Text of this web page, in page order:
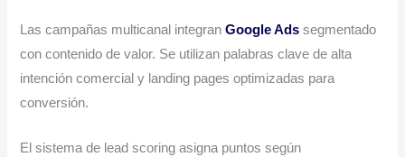
Las campañas multicanal integranGoogle Ads segmentado
con contenido de valor. Se utilizan palabras clave de alta
intención comercial y landing pages optimizadas para
conversión.
El sistema de lead scoring asigna puntos según